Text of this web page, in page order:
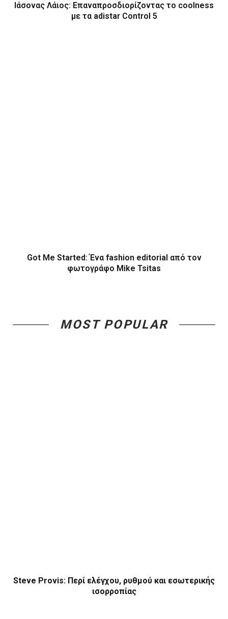
Ιάσονας Λάιος: Επαναπροσδιορίζοντας το coolness
με τα adistar Control 5
Got Me Started: Ένα fashion editorial από τον
φωτογράφο Mike Tsitas
MOST POPULAR
Steve Provis: Περί ελέγχου, ρυθμού και εσωτερικής
ισορροπίας